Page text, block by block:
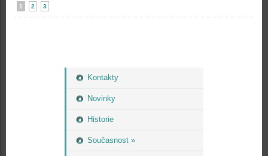
Kontakty
Novinky
Historie
Současnost »
1 2 3